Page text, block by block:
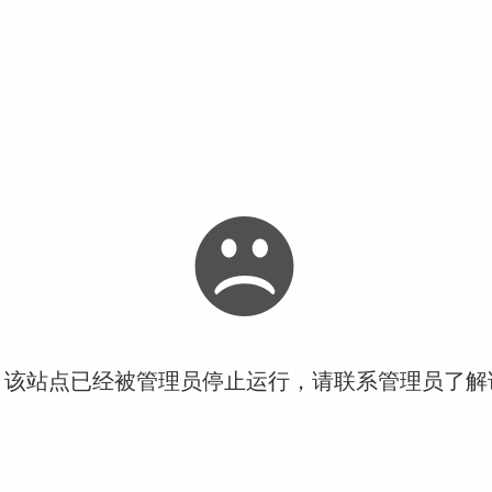
站点已经被管理员停止运行，请联系管理员了